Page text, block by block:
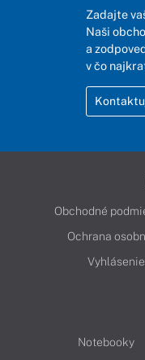
Zadajte
Naši
a
v čo
Obchodné
Ochrana
Notebooky